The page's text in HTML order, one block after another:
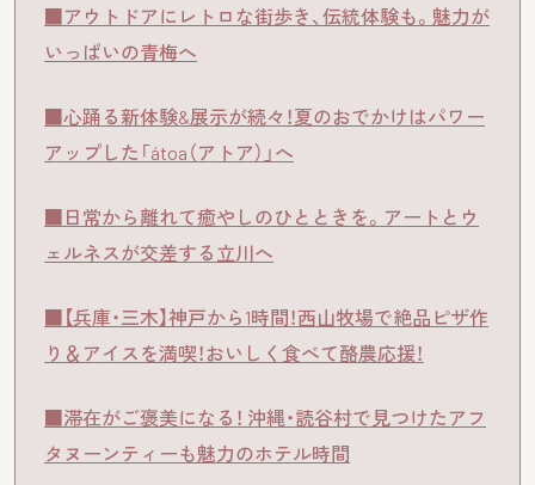
■アウトドアにレトロな街歩き、伝統体験も。魅力が
いっぱいの青梅へ
■心踊る新体験&展示が続々！夏のおでかけはパワー
アップした「átoa（アトア）」へ
■日常から離れて癒やしのひとときを。アートとウ
ェルネスが交差する立川へ
■【兵庫・三木】神戸から1時間！西山牧場で絶品ピザ作
り＆アイスを満喫！おいしく食べて酪農応援！
■滞在がご褒美になる！ 沖縄・読谷村で見つけたアフ
タヌーンティーも魅力のホテル時間